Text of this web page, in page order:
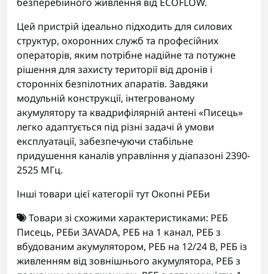
Цей пристрій ідеально підходить для силових
структур, охоронних служб та професійних
операторів, яким потрібне надійне та потужне
рішення для захисту території від дронів і
сторонніх безпілотних апаратів. Завдяки
модульній конструкції, інтегрованому
акумулятору та квадрифілярній антені «Писець»
легко адаптується під різні задачі й умови
експлуатації, забезпечуючи стабільне
придушення каналів управління у діапазоні 2390-
2525 МГц.
Інші товари цієї категорії тутОкопні РЕБи
Товари зі схожими характеристиками: РЕБ
Писець, РЕБи ЗАVADA, РЕБ на 1 канал, РЕБ з
вбудованим акумулятором, РЕБ на 12/24 В, РЕБ із
живленням від зовнішнього акумулятора, РЕБ з